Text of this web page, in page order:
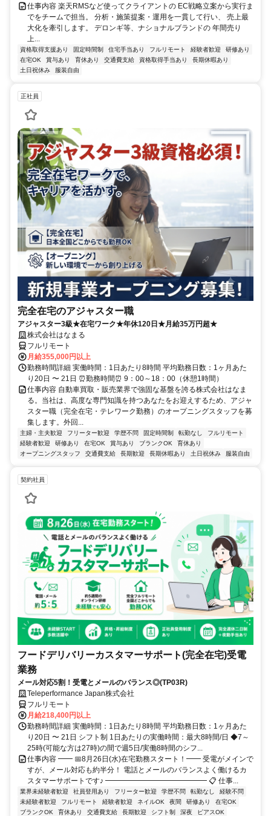
仕事内容 楽天RMSなど使ってクライアントの EC戦略立案から実行ま
でをチームで担当。 分析・施策提案・運用を一貫して行い、 売上最
大化を牽引します。 デロンギ等、ナショナルブランドの 年間売り
上...
資格取得支援あり 固定時間制 住宅手当あり フルリモート 経験者歓迎
研修あり
在宅OK
賞与あり 育休あり 交通費支給 資格取得手当あり
長期休暇あり
土日祝休み
服装自由
正社員
完全在宅のアジャスター職
アジャスター3級★在宅ワーク★年休120日★月給35万円超★
株式会社はなまる
フルリモート
月給355,000円以上
勤務時間詳細 実働時間：1日あたり8時間 平均勤務日数：1ヶ月あた
り20日 〜 21日 ⏰勤務時間⏰ 9：00～18：00（休憩1時間）
仕事内容 自動車買取・販売業界で強固な基盤を誇る株式会社はなま
る。当社は、高度な専門知識を持つあなたをお迎えするため、アジャ
スター職（完全在宅・テレワーク勤務）のオープニングスタッフを募
集します。外回...
主婦・主夫歓迎 フリーター歓迎 学歴不問 固定時間制 転勤なし
フルリモート
経験者歓迎
研修あり 在宅OK 賞与あり ブランクOK
育休あり
オープニングスタッフ
交通費支給 長期歓迎 長期休暇あり 土日祝休み 服装自由
契約社員
フードデリバリーカスタマーサポート(完全在宅)受電
業務
メール対応5割！受電とメールのバランス◎(TP03R)
Teleperformance Japan株式会社
フルリモート
月給218,400円以上
勤務時間詳細 実働時間：1日あたり8時間 平均勤務日数：1ヶ月あた
り20日 〜 21日 シフト制 1日あたりの実働時間：最大8時間/日 ◆7～
25時(可能な方は27時)の間で週5日/実働8時間のシフ...
仕事内容 ━━ 📅8月26日(水)在宅勤務スタート！━━ 受電がメインで
すが、メール対応も約半分！ 電話とメールのバランスよく働けるカ
スタマーサポートです♪ ━━━━━━━━━━━━━━ 📋 仕事...
業界未経験者歓迎 社員登用あり フリーター歓迎 学歴不問 転勤なし
経験不問
未経験者歓迎
フルリモート 経験者歓迎 ネイルOK 夜間 研修あり
在宅OK
ブランクOK
育休あり 交通費支給 長期歓迎 シフト制 深夜 ピアスOK